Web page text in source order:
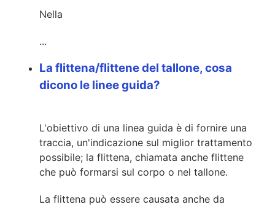
Nella
...
La flittena/flittene del tallone, cosa
dicono le linee guida?
L'obiettivo di una linea guida è di fornire una
traccia, un'indicazione sul miglior trattamento
possibile; la flittena, chiamata anche flittene
che può formarsi sul corpo o nel tallone.
La flittena può essere causata anche da